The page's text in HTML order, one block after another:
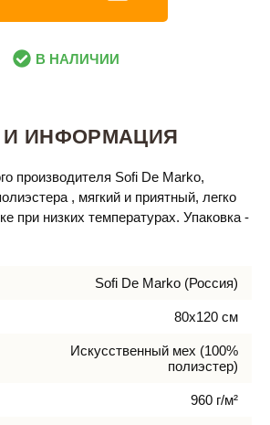
В НАЛИЧИИ
ИНФОРМАЦИЯ
производителя Sofi De Marko,
, мягкий и приятный, легко
при низких температурах. Упаковка -
Sofi De Marko (Россия)
80х120 см
Искусственный мех (100%
полиэстер)
960 г/м²